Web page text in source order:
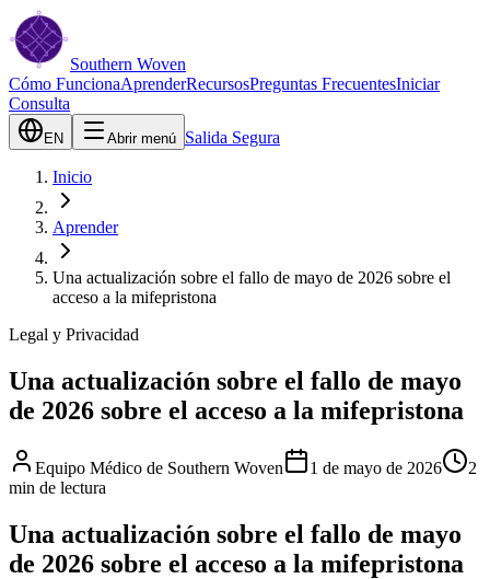
Southern Woven
Cómo FuncionaAprenderRecursosPreguntas FrecuentesIniciar
Consulta
EN Abrir menú Salida Segura
Inicio
Aprender
Una actualización sobre el fallo de mayo de 2026 sobre el
acceso a la mifepristona
Legal y Privacidad
Una actualización sobre el fallo de mayo
de 2026 sobre el acceso a la mifepristona
Equipo Médico de Southern Woven 1 de mayo de 2026
2
min de lectura
Una actualización sobre el fallo de mayo
de 2026 sobre el acceso a la mifepristona